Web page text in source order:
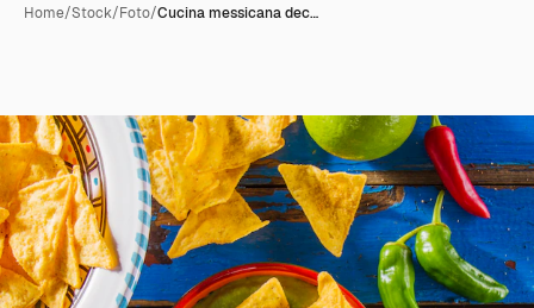
Home/Stock/Foto/Cucina messicana dec…